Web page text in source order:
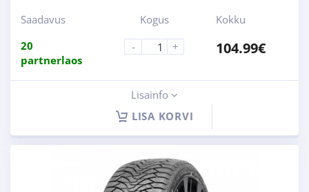
Saadavus
20
partnerlaos
Kogus
-
+
Kokku
104.99€
Lisainfo
LISA KORVI